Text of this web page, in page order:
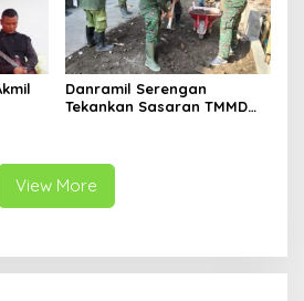
Danramil Serengan
Tekankan Sasaran TMMD
View More